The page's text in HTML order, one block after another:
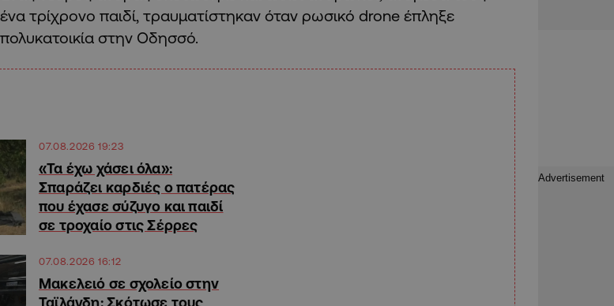
ένα τρίχρονο παιδί, τραυματίστηκαν όταν ρωσικό drone έπληξε
πολυκατοικία στην Οδησσό.
07.08.2026 19:23
«Τα έχω χάσει όλα»:
Σπαράζει καρδιές ο πατέρας
που έχασε σύζυγο και παιδί
σε τροχαίο στις Σέρρες
07.08.2026 16:12
Μακελειό σε σχολείο στην
Ταϊλάνδη: Σκότωσε τους